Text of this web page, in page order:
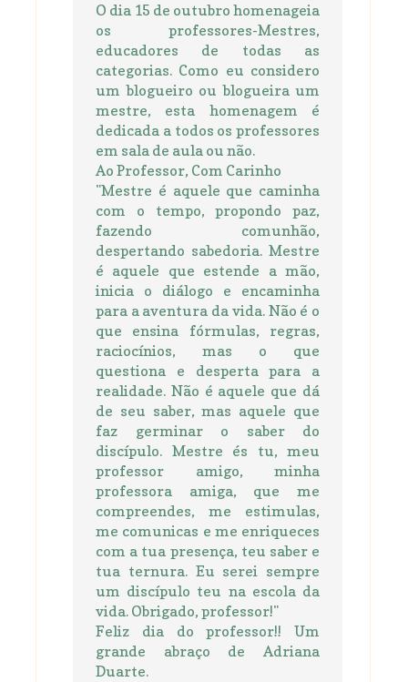
O dia 15 de outubro homenageia
os professores-Mestres,
educadores de todas as
categorias. Como eu considero
um blogueiro ou blogueira um
mestre, esta homenagem é
dedicada a todos os professores
em sala de aula ou não.
Ao Professor, Com Carinho
"Mestre é aquele que caminha
com o tempo, propondo paz,
fazendo comunhão,
despertando sabedoria. Mestre
é aquele que estende a mão,
inicia o diálogo e encaminha
para a aventura da vida. Não é o
que ensina fórmulas, regras,
raciocínios, mas o que
questiona e desperta para a
realidade. Não é aquele que dá
de seu saber, mas aquele que
faz germinar o saber do
discípulo. Mestre és tu, meu
professor amigo, minha
professora amiga, que me
compreendes, me estimulas,
me comunicas e me enriqueces
com a tua presença, teu saber e
tua ternura. Eu serei sempre
um discípulo teu na escola da
vida. Obrigado, professor!"
Feliz dia do professor!! Um
grande abraço de Adriana
Duarte.